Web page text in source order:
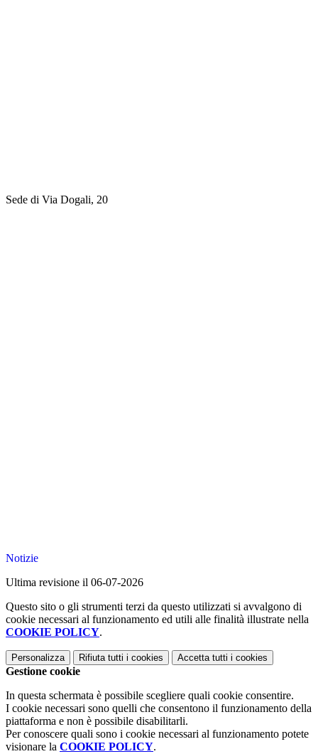
Sede di Via Dogali, 20
Notizie
Ultima revisione il 06-07-2026
Questo sito o gli strumenti terzi da questo utilizzati si avvalgono di
cookie necessari al funzionamento ed utili alle finalità illustrate nella
COOKIE POLICY.
Personalizza Rifiuta tutti i cookies Accetta tutti i cookies
Gestione cookie
In questa schermata è possibile scegliere quali cookie consentire.
I cookie necessari sono quelli che consentono il funzionamento della
piattaforma e non è possibile disabilitarli.
Per conoscere quali sono i cookie necessari al funzionamento potete
visionare la COOKIE POLICY.